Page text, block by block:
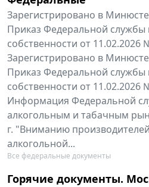
Зарегистрировано в Минюсте
Приказ Федеральной службы
собственности от 11.02.2026
Зарегистрировано в Минюсте
Приказ Федеральной службы
собственности от 11.02.2026
Информация Федеральной
алкогольным и табачным
г. "Вниманию
алкогольной...
Все федеральные документы
Горячие документы.